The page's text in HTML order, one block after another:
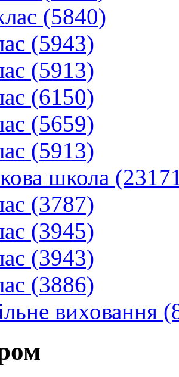
(5840)
(5943)
(5913)
(6150)
(5659)
(5913)
школа
(3787)
(3945)
(3943)
(3886)
виховання